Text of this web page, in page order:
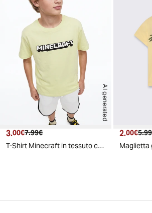
AI generated
Prezzo attuale
3.00€ Prezzo originale
7.99€
T-Shirt Minecraft in tessuto con stampe - Verde
2.00€